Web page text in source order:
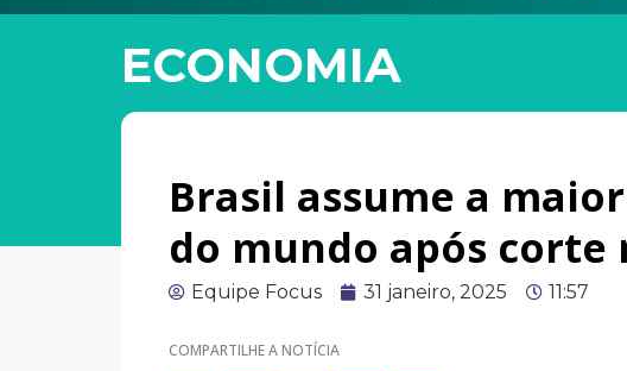
ECONOMIA
Brasil assume a
do mundo após corte
Equipe Focus 31 janeiro, 2025 11:57
COMPARTILHE A NOTÍCIA